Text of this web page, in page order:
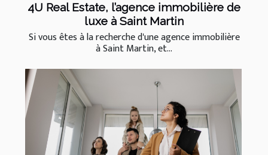
4U Real Estate, l’agence immobilière de
luxe à Saint Martin
Si vous êtes à la recherche d'une agence immobilière
à Saint Martin, et...